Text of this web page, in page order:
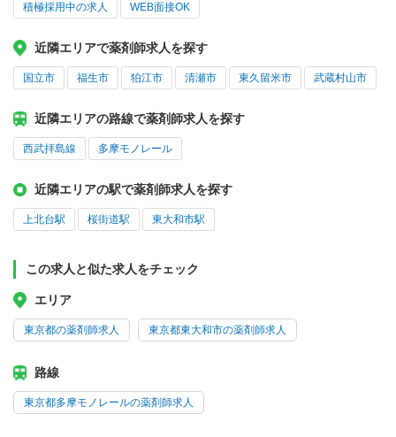
積極採用中の求人 WEB面接OK
近隣エリアで薬剤師求人を探す
国立市 福生市 狛江市 清瀬市 東久留米市 武蔵村山市
近隣エリアの路線で薬剤師求人を探す
西武拝島線 多摩モノレール
近隣エリアの駅で薬剤師求人を探す
上北台駅 桜街道駅 東大和市駅
この求人と似た求人をチェック
エリア
東京都の薬剤師求人 東京都東大和市の薬剤師求人
路線
東京都多摩モノレールの薬剤師求人